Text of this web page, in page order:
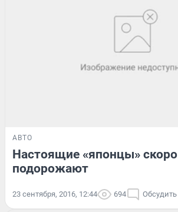
АВТО
Настоящие «японцы» скоро
подорожают
23 сентября, 2016, 12:44 694 Обсудить